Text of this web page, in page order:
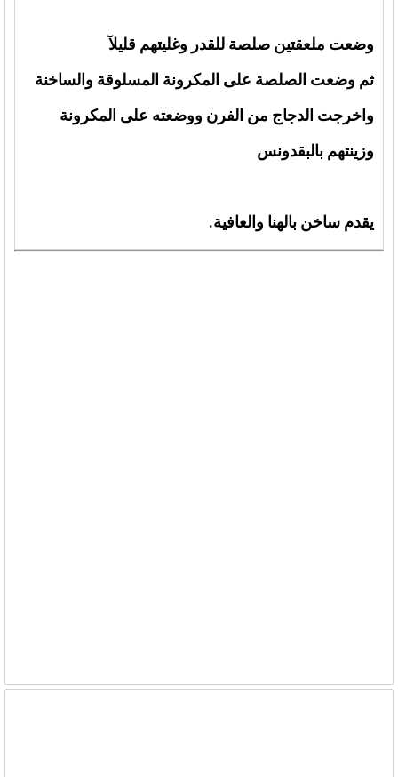
وضعت ملعقتين صلصة للقدر وغليتهم قليلآ
ثم وضعت الصلصة على المكرونة المسلوقة والساخنة
واخرجت الدجاج من الفرن ووضعته على المكرونة
وزينتهم بالبقدونس
يقدم ساخن بالهنا والعافية.